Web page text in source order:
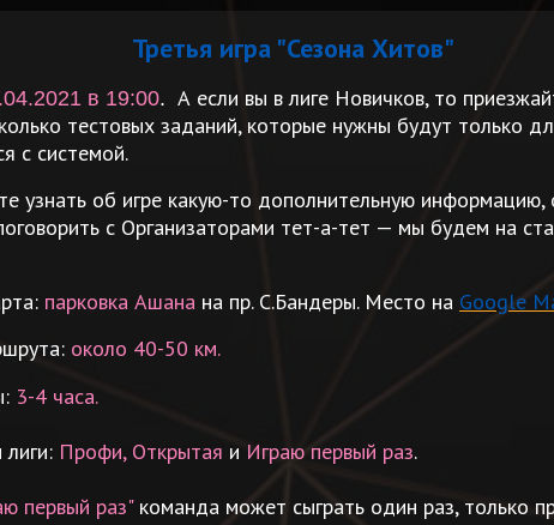
Третья игра "Сезона Хитов"
в 19:00. А если вы в лиге Новичков, то
тестовых заданий, которые нужны будут только
с системой.
узнать об игре какую-то дополнительную информацию,
с Организаторами тет-а-тет — мы будем на
парковка Ашана на пр. С.Бандеры. Место на Google
около 40-50 км.
3-4 часа.
Профи, Открытая и Играю первый раз.
первый раз"команда может сыграть один раз, только